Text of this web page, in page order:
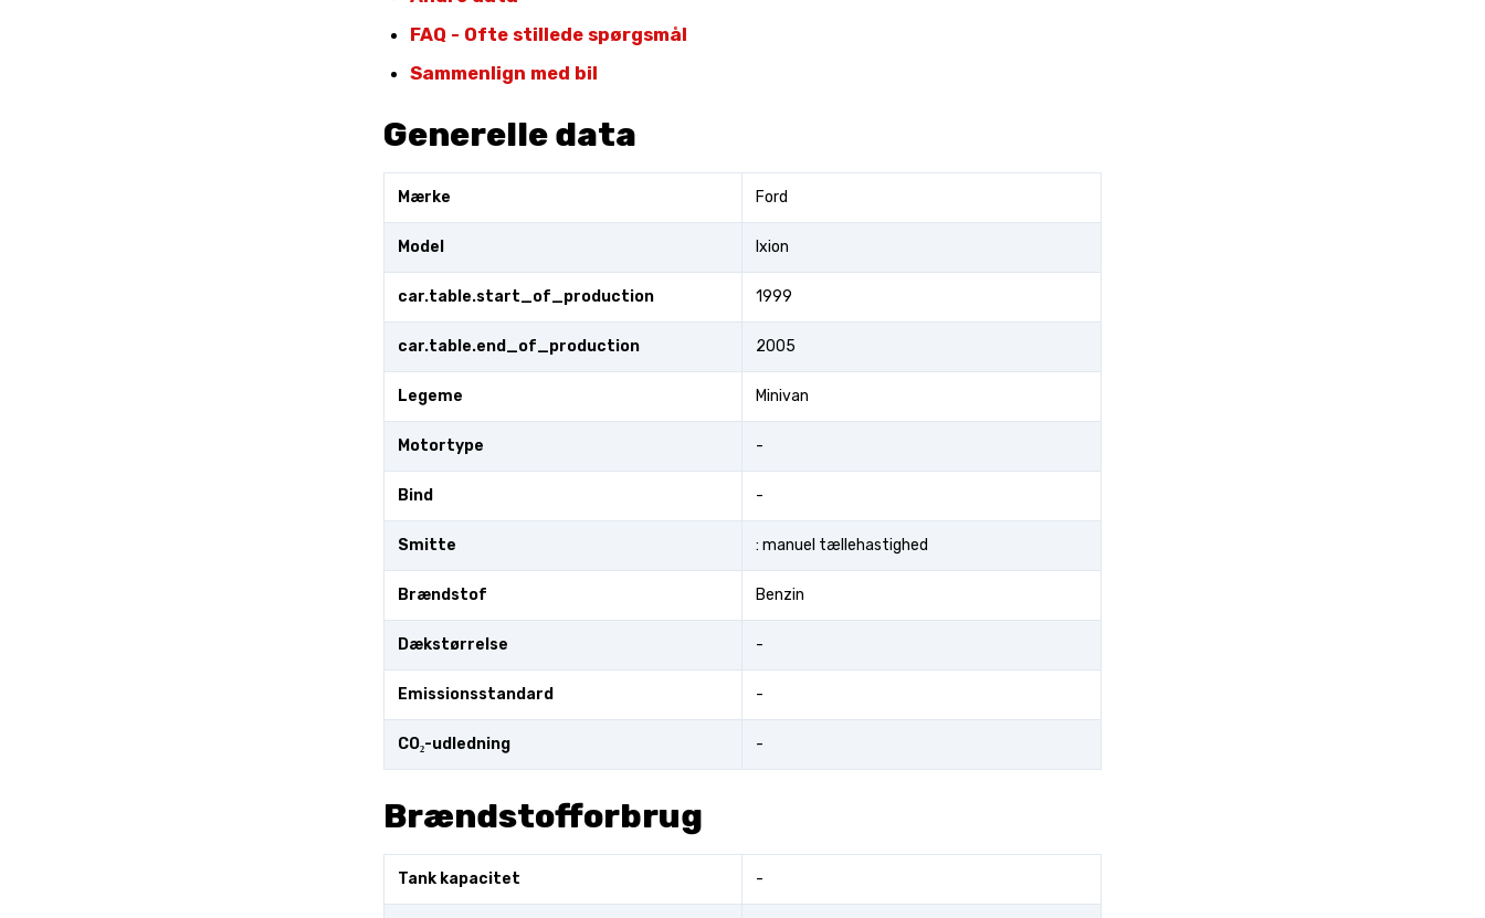
FAQ - Ofte stillede spørgsmål
Sammenlign med bil
Generelle data
Mærke Ford
Model Ixion
car.table.start_of_production 1999
car.table.end_of_production 2005
Legeme Minivan
Motortype -
Bind -
Smitte : manuel tællehastighed
Brændstof Benzin
Dækstørrelse -
Emissionsstandard -
CO₂-udledning -
Brændstofforbrug
Tank kapacitet -